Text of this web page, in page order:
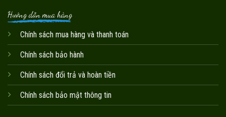
Hướng dẫn mua hàng
Chính sách mua hàng và thanh toán
Chính sách bảo hành
Chính sách đổi trả và hoàn tiền
Chính sách bảo mật thông tin